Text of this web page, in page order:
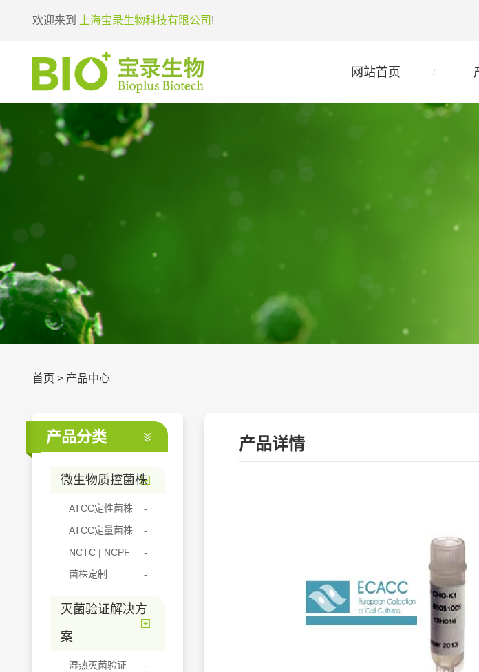
欢迎来到 上海宝录生物科技有限公司 !
网站首页
首页 > 产品中心
产品分类
微生物质控菌株
ATCC定性菌株
ATCC定量菌株
NCTC | NCPF
菌株定制
灭菌验证解决方
案
湿热灭菌验证
产品详情